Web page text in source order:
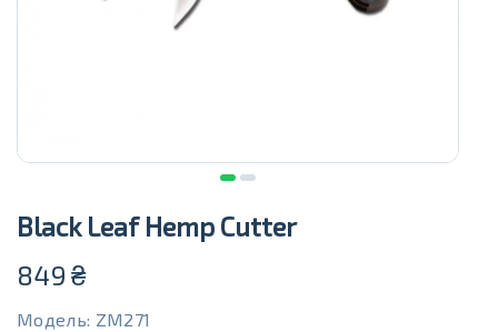
Black Leaf Hemp Cutter
849 ₴
Модель: ZM271